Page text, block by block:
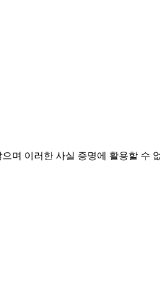
며 이러한 사실 증명에 활용할 수